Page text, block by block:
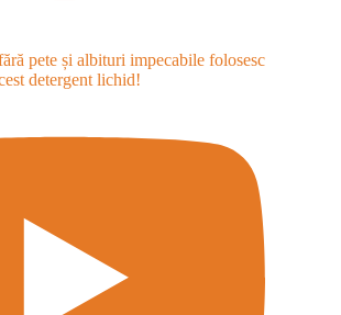
pete și albituri impecabile folosesc
detergent lichid!